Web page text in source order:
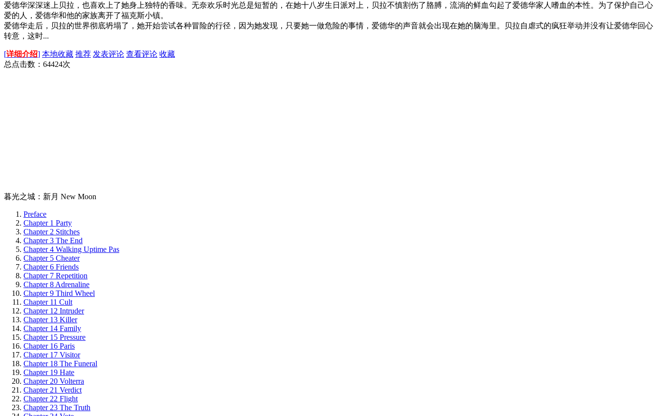
爱德华深深迷上贝拉，也喜欢上了她身上独特的香味。无奈欢乐时光总是短暂的，在她十八岁生日派对上，贝拉不慎割伤了胳膊，流淌的鲜血勾起了爱德华家人嗜血的本性。为了保护自己心
爱的人，爱德华和他的家族离开了福克斯小镇。
爱德华走后，贝拉的世界彻底坍塌了，她开始尝试各种冒险的行径，因为她发现，只要她一做危险的事情，爱德华的声音就会出现在她的脑海里。贝拉自虐式的疯狂举动并没有让爱德华回心
转意，这时...
[详细介绍] 本地收藏 推荐 发表评论 查看评论 收藏
总点击数： 64424次
暮光之城：新月 New Moon
Preface
Chapter 1 Party
Chapter 2 Stitches
Chapter 3 The End
Chapter 4 Walking Uptime Pas
Chapter 5 Cheater
Chapter 6 Friends
Chapter 7 Repetition
Chapter 8 Adrenaline
Chapter 9 Third Wheel
Chapter 11 Cult
Chapter 12 Intruder
Chapter 13 Killer
Chapter 14 Family
Chapter 15 Pressure
Chapter 16 Paris
Chapter 17 Visitor
Chapter 18 The Funeral
Chapter 19 Hate
Chapter 20 Volterra
Chapter 21 Verdict
Chapter 22 Flight
Chapter 23 The Truth